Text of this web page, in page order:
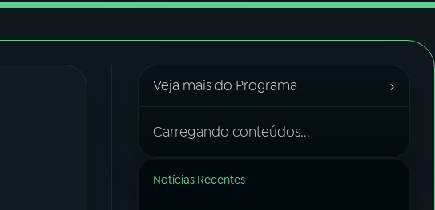
Veja mais do Programa ›
Carregando conteúdos...
Notícias Recentes